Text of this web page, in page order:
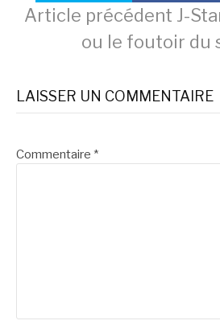
Lire
la
suite
Article précédent J-
ou le foutoir du
LAISSER UN COMMENTAIRE
Commentaire *